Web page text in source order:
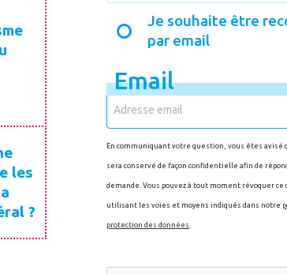
les
?
Je souhaite être
par email
Email
En communiquant votre question, vous êtes avisé
sera conservé de façon confidentielle afin de
demande. Vous pouvez à tout moment révoquer ce
utilisant les voies et moyens indiqués dans notre
protection des données.